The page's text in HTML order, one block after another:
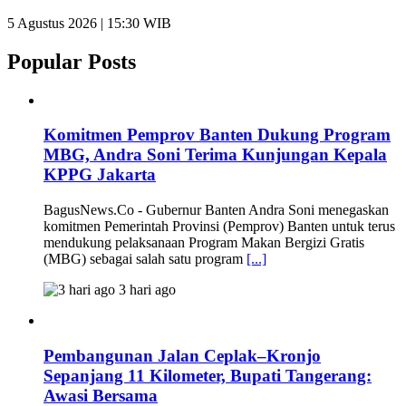
5 Agustus 2026 | 15:30 WIB
Popular Posts
Komitmen Pemprov Banten Dukung Program
MBG, Andra Soni Terima Kunjungan Kepala
KPPG Jakarta
BagusNews.Co - Gubernur Banten Andra Soni menegaskan
komitmen Pemerintah Provinsi (Pemprov) Banten untuk terus
mendukung pelaksanaan Program Makan Bergizi Gratis
(MBG) sebagai salah satu program [...]
3 hari ago
Pembangunan Jalan Ceplak–Kronjo
Sepanjang 11 Kilometer, Bupati Tangerang:
Awasi Bersama